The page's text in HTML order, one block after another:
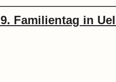
Familientag in